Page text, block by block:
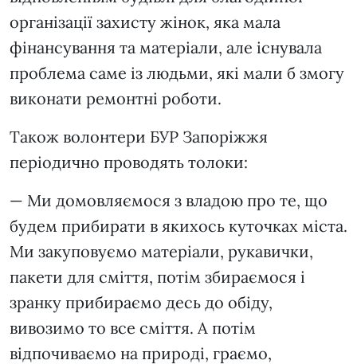
організації захисту жінок, яка мала
фінансування та матеріали, але існувала
проблема саме із людьми, які мали б змогу
виконати ремонтні роботи.
Також волонтери БУР Запоріжжя
періодично проводять толоки:
— Ми домовляємося з владою про те, що
будем прибирати в якихось куточках міста.
Ми закуповуємо матеріали, рукавички,
пакети для сміття, потім збираємося і
зранку прибираємо десь до обіду,
вивозимо то все сміття. А потім
відпочиваємо на природі, граємо,